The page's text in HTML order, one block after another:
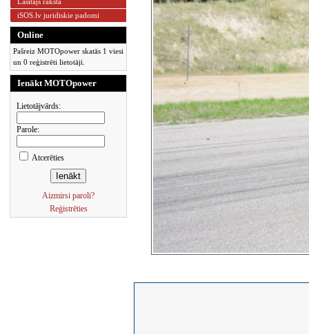
iSOS.lv juridiskie padomi
Online
Pašreiz MOTOpower skatās 1 viesi
un 0 reģistrēti lietotāji.
Ienākt MOTOpower
Lietotājvārds:
Parole:
Atcerēties
Aizmirsi paroli?
Reģistrēties